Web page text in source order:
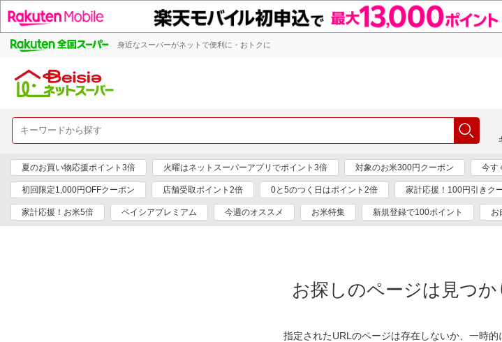
身近なスーパーがネットで便利に・おトクに
夏のお買い物応援ポイント3倍 火曜はネットスーパーアプリでポイント3倍 対象のお米300円クーポン 今す
初回限定1,000円OFFクーポン 店舗受取ポイント2倍 0と5のつく日はポイント2倍 家計応援！100円引きク
家計応援！お米5倍 ベイシアプレミアム 今週のオススメ お米特集 新規登録で100ポイント お
お探しのページは見つか
指定されたURLのページは存在しないか、一時的